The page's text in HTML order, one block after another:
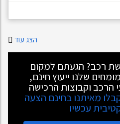
הצג עוד
רכב? הגעתם למקום
שלנו ייעוץ חינם,
הרכב וקבוצות הרכישה
מאיתנו בחינם הצעה
עכשיו